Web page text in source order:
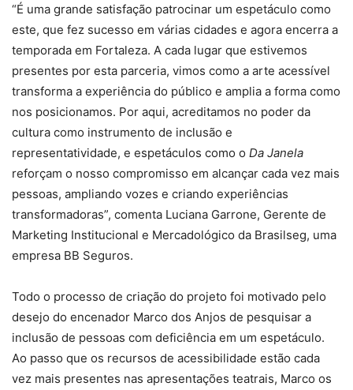
“É uma grande satisfação patrocinar um espetáculo como
este, que fez sucesso em várias cidades e agora encerra a
temporada em Fortaleza. A cada lugar que estivemos
presentes por esta parceria, vimos como a arte acessível
transforma a experiência do público e amplia a forma como
nos posicionamos. Por aqui, acreditamos no poder da
cultura como instrumento de inclusão e
representatividade, e espetáculos como o Da Janela
reforçam o nosso compromisso em alcançar cada vez mais
pessoas, ampliando vozes e criando experiências
transformadoras”, comenta Luciana Garrone, Gerente de
Marketing Institucional e Mercadológico da Brasilseg, uma
empresa BB Seguros.
Todo o processo de criação do projeto foi motivado pelo
desejo do encenador Marco dos Anjos de pesquisar a
inclusão de pessoas com deficiência em um espetáculo.
Ao passo que os recursos de acessibilidade estão cada
vez mais presentes nas apresentações teatrais, Marco os